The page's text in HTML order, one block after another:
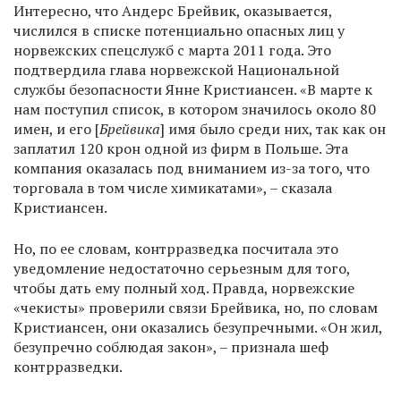
Интересно, что Андерс Брейвик, оказывается,
числился в списке потенциально опасных лиц у
норвежских спецслужб с марта 2011 года. Это
подтвердила глава норвежской Национальной
службы безопасности Янне Кристиансен. «В марте к
нам поступил список, в котором значилось около 80
имен, и его [Брейвика] имя было среди них, так как он
заплатил 120 крон одной из фирм в Польше. Эта
компания оказалась под вниманием из-за того, что
торговала в том числе химикатами», – сказала
Кристиансен.
Но, по ее словам, контрразведка посчитала это
уведомление недостаточно серьезным для того,
чтобы дать ему полный ход. Правда, норвежские
«чекисты» проверили связи Брейвика, но, по словам
Кристиансен, они оказались безупречными. «Он жил,
безупречно соблюдая закон», – признала шеф
контрразведки.